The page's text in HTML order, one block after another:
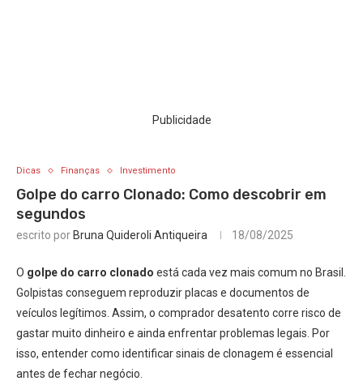
Publicidade
Dicas Finanças Investimento
Golpe do carro Clonado: Como descobrir em
segundos
escrito por Bruna Quideroli Antiqueira 18/08/2025
O golpe do carro clonado está cada vez mais comum no Brasil.
Golpistas conseguem reproduzir placas e documentos de
veículos legítimos. Assim, o comprador desatento corre risco de
gastar muito dinheiro e ainda enfrentar problemas legais. Por
isso, entender como identificar sinais de clonagem é essencial
antes de fechar negócio.